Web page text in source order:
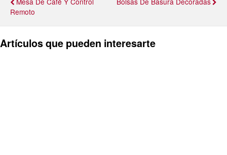
Remoto
Artículos que pueden interesarte